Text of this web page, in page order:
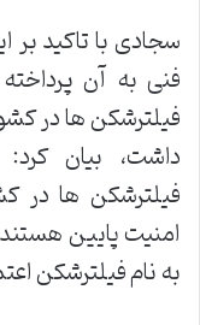
سجادی با تاکید بر
فنی به آن
فیلترشکن ها در
داشت، بیان کرد:
فیلترشکن ها در
امنیت پایین هستند
به نام فیلترشکن